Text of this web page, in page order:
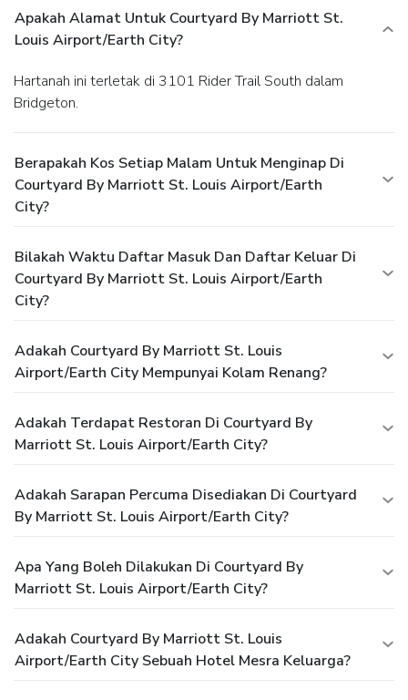
Apakah Alamat Untuk Courtyard By Marriott St.
Louis Airport/Earth City?
Hartanah ini terletak di 3101 Rider Trail South dalam
Bridgeton.
Berapakah Kos Setiap Malam Untuk Menginap Di
Courtyard By Marriott St. Louis Airport/Earth
City?
Bilakah Waktu Daftar Masuk Dan Daftar Keluar Di
Courtyard By Marriott St. Louis Airport/Earth
City?
Adakah Courtyard By Marriott St. Louis
Airport/Earth City Mempunyai Kolam Renang?
Adakah Terdapat Restoran Di Courtyard By
Marriott St. Louis Airport/Earth City?
Adakah Sarapan Percuma Disediakan Di Courtyard
By Marriott St. Louis Airport/Earth City?
Apa Yang Boleh Dilakukan Di Courtyard By
Marriott St. Louis Airport/Earth City?
Adakah Courtyard By Marriott St. Louis
Airport/Earth City Sebuah Hotel Mesra Keluarga?